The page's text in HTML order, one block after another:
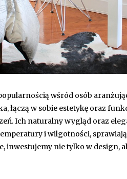
wśród osób
łączą w sobie estetykę oraz
Ich naturalny wygląd oraz
i wilgotności,
inwestujemy nie tylko w design,